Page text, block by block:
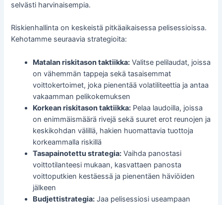
selvästi harvinaisempia.
Riskienhallinta on keskeistä pitkäaikaisessa pelisessioissa.
Kehotamme seuraavia strategioita:
Matalan riskitason taktiikka: Valitse pelilaudat, joissa
on vähemmän tappeja sekä tasaisemmat
voittokertoimet, joka pienentää volatiliteettia ja antaa
vakaamman pelikokemuksen
Korkean riskitason taktiikka: Pelaa laudoilla, joissa
on enimmäismäärä rivejä sekä suuret erot reunojen ja
keskikohdan välillä, hakien huomattavia tuottoja
korkeammalla riskillä
Tasapainotettu strategia: Vaihda panostasi
voittotilanteesi mukaan, kasvattaen panosta
voittoputkien kestäessä ja pienentäen häviöiden
jälkeen
Budjettistrategia: Jaa pelisessiosi useampaan